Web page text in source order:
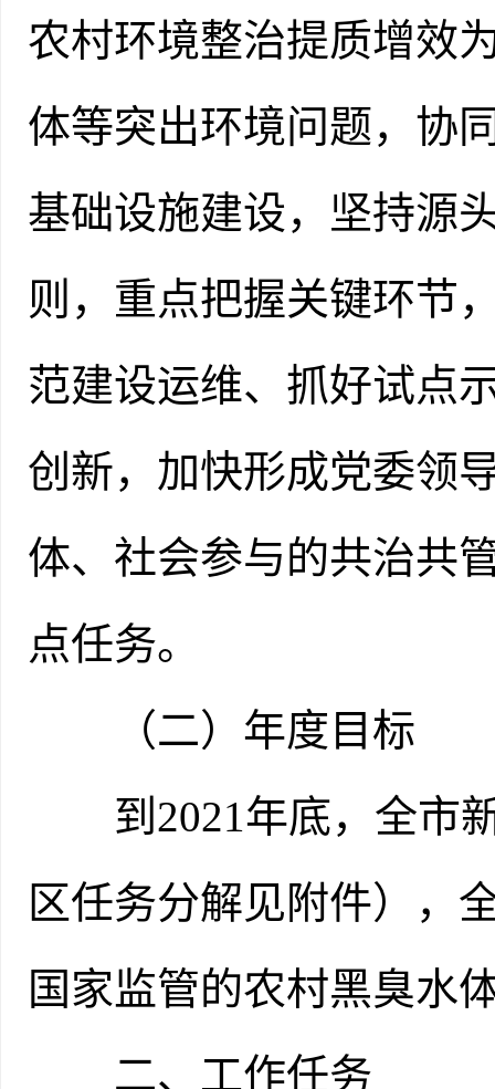
农村环境整治提质增效
体等突出环境问题，协
基础设施建设，坚持源
则，重点把握关键环节
范建设运维、抓好试点
创新，加快形成党委领
体、社会参与的共治共
点任务。
（二）年度目标
到2021年底，全市新
区任务分解见附件），
国家监管的农村黑臭水
二、工作任务